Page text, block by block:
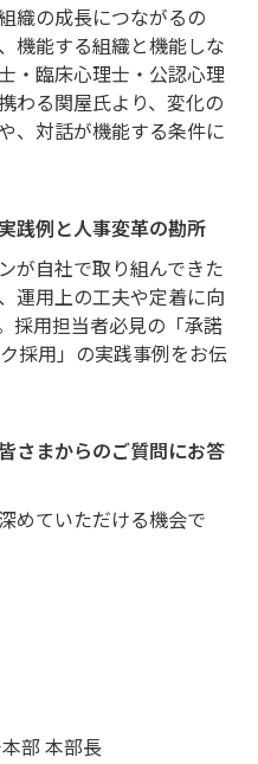
織の成長につながるの
機能する組織と機能しな
・臨床心理士・公認心理
る関屋氏より、 変化の
、対話が機能する条件に
践例と人事変革の勘所
が自社で取り組んできた
運用上の工夫や定着に向
採用担当者必見の「承諾
採用」の実践事例をお伝
さまからのご質問にお答
めていただける機会で
部 本部長